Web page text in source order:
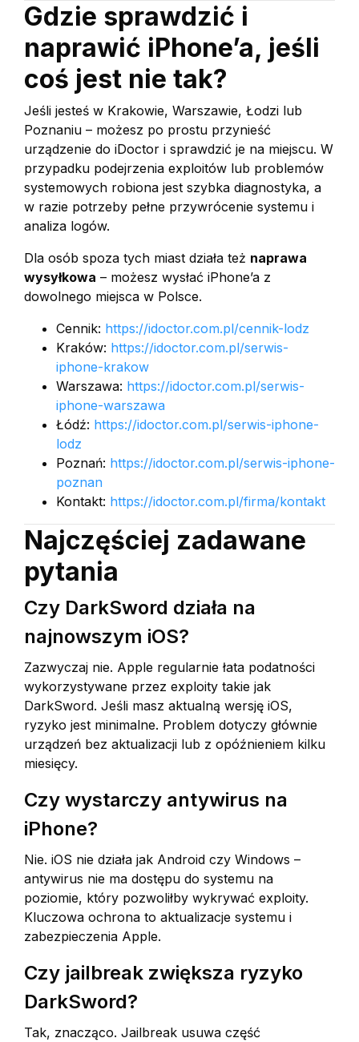
Gdzie sprawdzić i
naprawić iPhone’a, jeśli
coś jest nie tak?
Jeśli jesteś w Krakowie, Warszawie, Łodzi lub
Poznaniu – możesz po prostu przynieść
urządzenie do iDoctor i sprawdzić je na miejscu. W
przypadku podejrzenia exploitów lub problemów
systemowych robiona jest szybka diagnostyka, a
w razie potrzeby pełne przywrócenie systemu i
analiza logów.
Dla osób spoza tych miast działa też naprawa
wysyłkowa – możesz wysłać iPhone’a z
dowolnego miejsca w Polsce.
Cennik: https://idoctor.com.pl/cennik-lodz
Kraków: https://idoctor.com.pl/serwis-
iphone-krakow
Warszawa: https://idoctor.com.pl/serwis-
iphone-warszawa
Łódź: https://idoctor.com.pl/serwis-iphone-
lodz
Poznań: https://idoctor.com.pl/serwis-iphone-
poznan
Kontakt: https://idoctor.com.pl/firma/kontakt
Najczęściej zadawane
pytania
Czy DarkSword działa na
najnowszym iOS?
Zazwyczaj nie. Apple regularnie łata podatności
wykorzystywane przez exploity takie jak
DarkSword. Jeśli masz aktualną wersję iOS,
ryzyko jest minimalne. Problem dotyczy głównie
urządzeń bez aktualizacji lub z opóźnieniem kilku
miesięcy.
Czy wystarczy antywirus na
iPhone?
Nie. iOS nie działa jak Android czy Windows –
antywirus nie ma dostępu do systemu na
poziomie, który pozwoliłby wykrywać exploity.
Kluczowa ochrona to aktualizacje systemu i
zabezpieczenia Apple.
Czy jailbreak zwiększa ryzyko
DarkSword?
Tak, znacząco. Jailbreak usuwa część